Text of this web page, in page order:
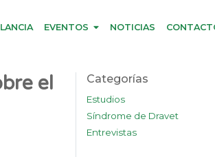
EVENTOS NOTICIAS
el
Categorías
Estudios
Síndrome de Dravet
Entrevistas